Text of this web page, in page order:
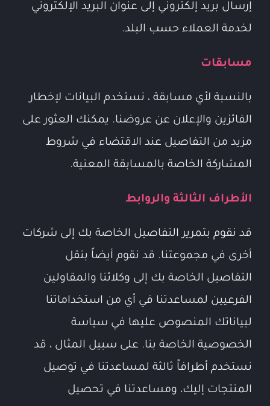
إرسال بريد إلكتروني إلى عنوان البريد الإلكتروني
لخدمة العملاء حسب البلد.
مسابقات
بالنسبة لأي مسابقة ، نستخدم البيانات لإخطار
الفائزين والإعلان عن عروضنا. يمكنك العثور على
مزيد من التفاصيل عند الاقتضاء في شروط
المشاركة الخاصة بالمسابقة المعنية.
الأطراف الثالثة والروابط
قد نقوم بتمرير التفاصيل الخاصة بك إلى شركات
أخرى في مجموعتنا. قد نقوم أيضاً بنقل
التفاصيل الخاصة بك إلى وكلائنا والمقاولين
الفرعيين لمساعدتنا في أي من استخداماتنا
لبياناتك المنصوص عليها في سياسة
الخصوصية الخاصة بنا. على سبيل المثال ، قد
نستخدم أطرافاً ثالثة لمساعدتنا في توصيل
المنتجات إليك، ومساعدتنا في تحصيل